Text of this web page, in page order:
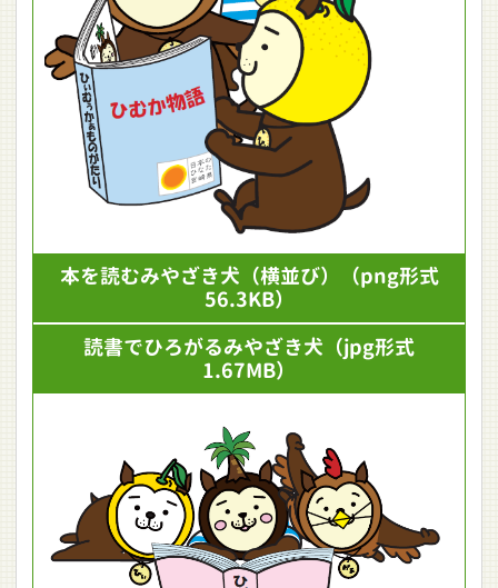
本を読むみやざき犬（横並び）
（png形式
56.3KB）
読書でひろがるみやざき犬 （jpg形式
1.67MB）